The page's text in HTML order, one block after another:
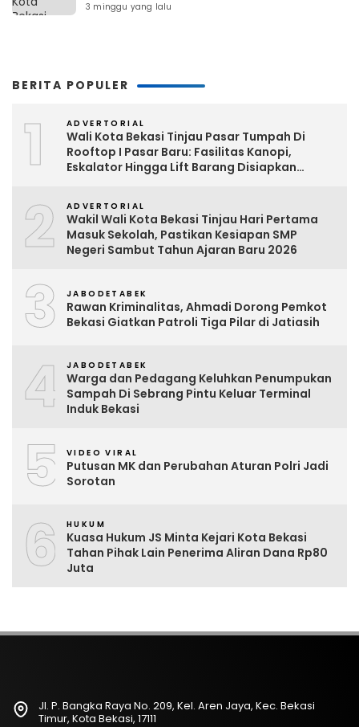
3 minggu yang lalu
BERITA POPULER
1 ADVERTORIAL
Wali Kota Bekasi Tinjau Pasar Tumpah Di
Rooftop I Pasar Baru: Fasilitas Kanopi,
Eskalator Hingga Lift Barang Disiapkan
2 ADVERTORIAL
Wakil Wali Kota Bekasi Tinjau Hari Pertama
Masuk Sekolah, Pastikan Kesiapan SMP
Negeri Sambut Tahun Ajaran Baru 2026
3 JABODETABEK
Rawan Kriminalitas, Ahmadi Dorong Pemkot
Bekasi Giatkan Patroli Tiga Pilar di Jatiasih
4 JABODETABEK
Warga dan Pedagang Keluhkan Penumpukan
Sampah Di Sebrang Pintu Keluar Terminal
Induk Bekasi
5 VIDEO VIRAL
Putusan MK dan Perubahan Aturan Polri Jadi
Sorotan
6 HUKUM
Kuasa Hukum JS Minta Kejari Kota Bekasi
Tahan Pihak Lain Penerima Aliran Dana Rp80
Juta
Jl. P. Bangka Raya No. 209, Kel. Aren Jaya, Kec. Bekasi
Timur, Kota Bekasi, 17111